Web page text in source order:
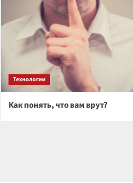
Технологии
Как понять, что вам врут?